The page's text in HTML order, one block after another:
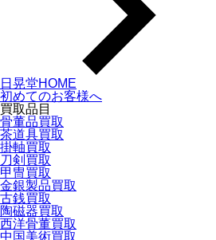
日晃堂HOME
初めてのお客様へ
買取品目
骨董品買取
茶道具買取
掛軸買取
刀剣買取
甲冑買取
金銀製品買取
古銭買取
陶磁器買取
西洋骨董買取
中国美術買取